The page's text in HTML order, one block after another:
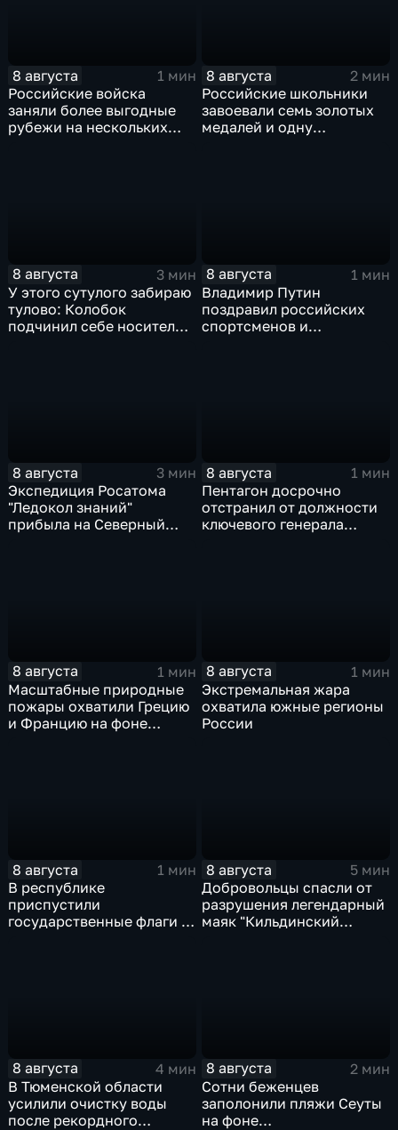
8 августа
1 мин
Российские войска
заняли более выгодные
рубежи на нескольких
8 августа
2 мин
Российские школьники
завоевали семь золотых
медалей и одну
8 августа
3 мин
У этого сутулого забираю
тулово: Колобок
подчинил себе носителя в
8 августа
1 мин
Владимир Путин
поздравил российских
спортсменов и
8 августа
3 мин
Экспедиция Росатома
"Ледокол знаний"
прибыла на Северный
8 августа
1 мин
Пентагон досрочно
отстранил от должности
ключевого генерала
8 августа
1 мин
Масштабные природные
пожары охватили Грецию
и Францию на фоне
8 августа
1 мин
Экстремальная жара
охватила южные регионы
России
8 августа
1 мин
В республике
приспустили
государственные флаги и
8 августа
5 мин
Добровольцы спасли от
разрушения легендарный
маяк "Кильдинский
8 августа
4 мин
В Тюменской области
усилили очистку воды
после рекордного
8 августа
2 мин
Сотни беженцев
заполонили пляжи Сеуты
на фоне